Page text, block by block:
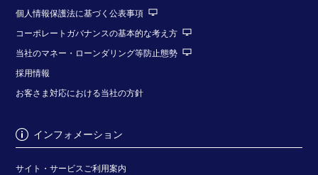
個人情報保護法に基づく公表事項
コーポレートガバナンスの基本的な考え方
当社のマネー・ローンダリング等防止態勢
採用情報
お客さま対応における当社の方針
インフォメーション
サイト・サービスご利用案内